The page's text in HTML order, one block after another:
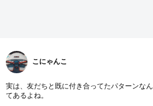
こにゃんこ
実は、友だちと既に付き合ってたパターンなん
てあるよね。